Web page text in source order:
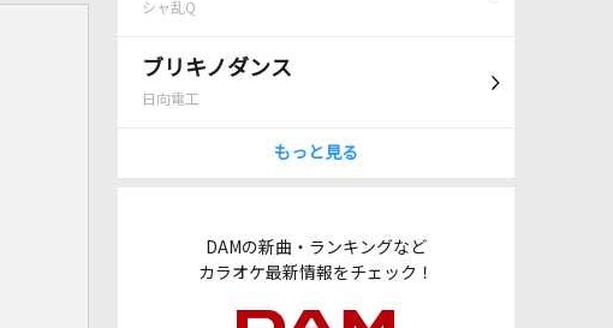
シャ乱Q
ブリキノダンス
日向電工
もっと見る
DAMの新曲・ランキングなど
カラオケ最新情報をチェック！